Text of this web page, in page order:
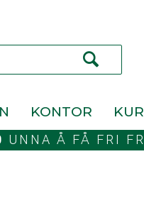
KONTOR
UNNA Å FÅ FRI